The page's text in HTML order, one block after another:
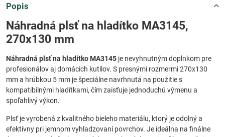
Popis
Náhradná plsť na hladítko MA3145,
270x130 mm
Náhradná plsť na hladítko MA3145 je nevyhnutným doplnkom pre
profesionálov aj domácich kutilov. S presnými rozmermi 270x130
mm a hrúbkou 5 mm je špeciálne navrhnutá na použitie s
kompatibilnými hladítkami, čím zaisťuje jednoduchú výmenu a
spoľahlivý výkon.
Plsť je vyrobená z kvalitného bieleho materiálu, ktorý je odolný a
efektívny pri jemnom vyhladzovaní povrchov. Je ideálna na finálne